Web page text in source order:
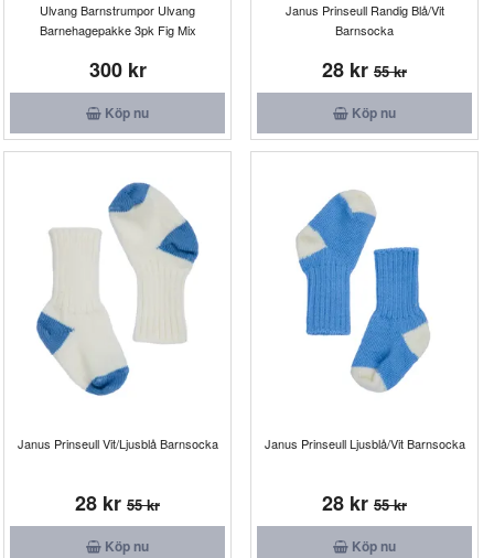
Ulvang Barnstrumpor Ulvang
Barnehagepakke 3pk Fig Mix
300 kr
Köp nu
Janus Prinseull Randig Blå/Vit
Barnsocka
28 kr 55 kr
Köp nu
Janus Prinseull Vit/Ljusblå Barnsocka
28 kr 55 kr
Köp nu
Janus Prinseull Ljusblå/Vit Barnsocka
28 kr 55 kr
Köp nu